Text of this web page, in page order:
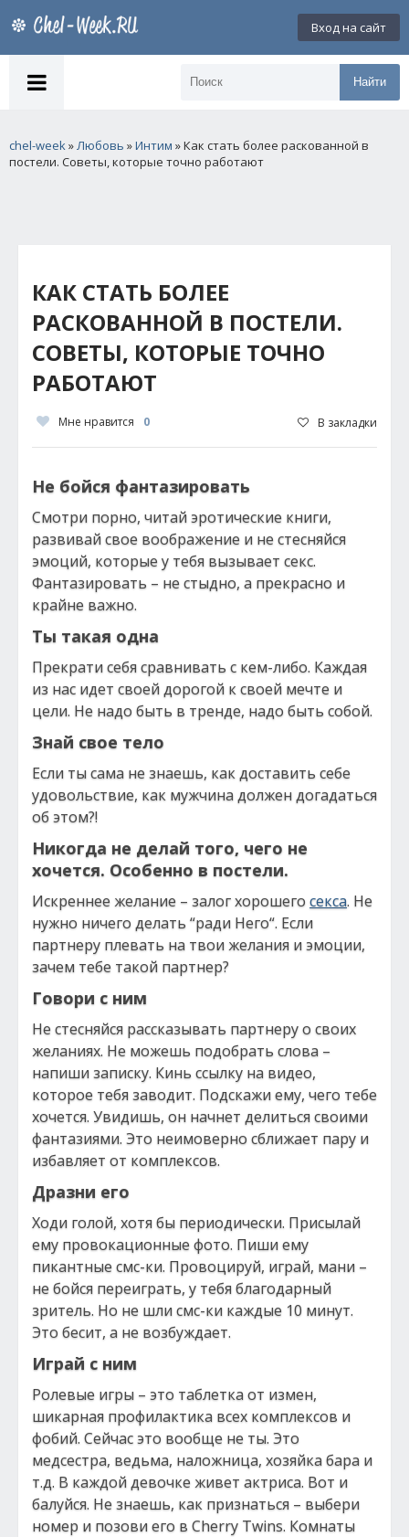
Вход на сайт
Найти
chel-week»Любовь »Интим » Как стать более раскованной в
постели. Советы, которые точно работают
КАК СТАТЬ БОЛЕЕ
РАСКОВАННОЙ В ПОСТЕЛИ.
СОВЕТЫ, КОТОРЫЕ ТОЧНО
РАБОТАЮТ
Мне нравится 0 В закладки
Не бойся фантазировать
Смотри порно, читай эротические книги,
развивай свое воображение и не стесняйся
эмоций, которые у тебя вызывает секс.
Фантазировать – не стыдно, а прекрасно и
крайне важно.
Ты такая одна
Прекрати себя сравнивать с кем-либо. Каждая
из нас идет своей дорогой к своей мечте и
цели. Не надо быть в тренде, надо быть собой.
Знай свое тело
Если ты сама не знаешь, как доставить себе
удовольствие, как мужчина должен догадаться
об этом?!
Никогда не делай того, чего не
хочется. Особенно в постели.
Искреннее желание – залог хорошегосекса. Не
нужно ничего делать “ради Него“. Если
партнеру плевать на твои желания и эмоции,
зачем тебе такой партнер?
Говори с ним
Не стесняйся рассказывать партнеру о своих
желаниях. Не можешь подобрать слова –
напиши записку. Кинь ссылку на видео,
которое тебя заводит. Подскажи ему, чего тебе
хочется. Увидишь, он начнет делиться своими
фантазиями. Это неимоверно сближает пару и
избавляет от комплексов.
Дразни его
Ходи голой, хотя бы периодически. Присылай
ему провокационные фото. Пиши ему
пикантные смс-ки. Провоцируй, играй, мани –
не бойся переиграть, у тебя благодарный
зритель. Но не шли смс-ки каждые 10 минут.
Это бесит, а не возбуждает.
Играй с ним
Ролевые игры – это таблетка от измен,
шикарная профилактика всех комплексов и
фобий. Сейчас это вообще не ты. Это
медсестра, ведьма, наложница, хозяйка бара и
т.д. В каждой девочке живет актриса. Вот и
балуйся. Не знаешь, как признаться – выбери
номер и позови его в Cherry Twins. Комнаты